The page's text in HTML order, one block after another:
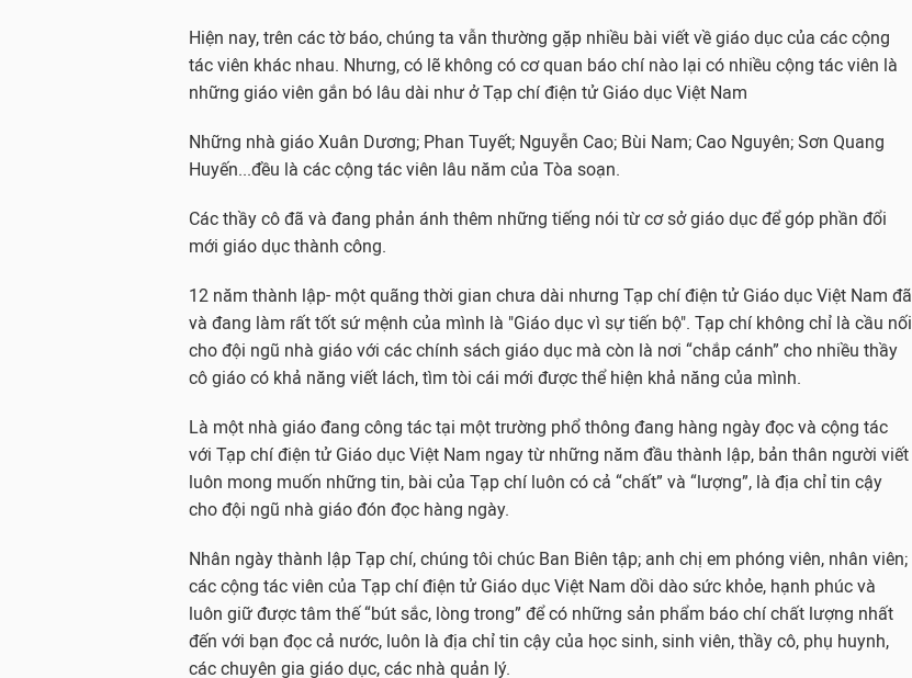
Hiện nay, trên các tờ báo, chúng ta vẫn thường gặp nhiều bài viết về giáo dục của các cộng
tác viên khác nhau. Nhưng, có lẽ không có cơ quan báo chí nào lại có nhiều cộng tác viên là
những giáo viên gắn bó lâu dài như ở Tạp chí điện tử Giáo dục Việt Nam
Những nhà giáo Xuân Dương; Phan Tuyết; Nguyễn Cao; Bùi Nam; Cao Nguyên; Sơn Quang
Huyến...đều là các cộng tác viên lâu năm của Tòa soạn.
Các thầy cô đã và đang phản ánh thêm những tiếng nói từ cơ sở giáo dục để góp phần đổi
mới giáo dục thành công.
12 năm thành lập- một quãng thời gian chưa dài nhưng Tạp chí điện tử Giáo dục Việt Nam đã
và đang làm rất tốt sứ mệnh của mình là "Giáo dục vì sự tiến bộ". Tạp chí không chỉ là cầu nối
cho đội ngũ nhà giáo với các chính sách giáo dục mà còn là nơi “chắp cánh” cho nhiều thầy
cô giáo có khả năng viết lách, tìm tòi cái mới được thể hiện khả năng của mình.
Là một nhà giáo đang công tác tại một trường phổ thông đang hàng ngày đọc và cộng tác
với Tạp chí điện tử Giáo dục Việt Nam ngay từ những năm đầu thành lập, bản thân người viết
luôn mong muốn những tin, bài của Tạp chí luôn có cả “chất” và “lượng”, là địa chỉ tin cậy
cho đội ngũ nhà giáo đón đọc hàng ngày.
Nhân ngày thành lập Tạp chí, chúng tôi chúc Ban Biên tập; anh chị em phóng viên, nhân viên;
các cộng tác viên của Tạp chí điện tử Giáo dục Việt Nam dồi dào sức khỏe, hạnh phúc và
luôn giữ được tâm thế “bút sắc, lòng trong” để có những sản phẩm báo chí chất lượng nhất
đến với bạn đọc cả nước, luôn là địa chỉ tin cậy của học sinh, sinh viên, thầy cô, phụ huynh,
các chuyên gia giáo dục, các nhà quản lý.